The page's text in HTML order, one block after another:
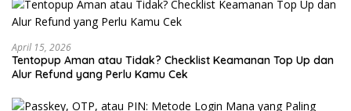
April 15, 2026
Tentopup Aman atau Tidak? Checklist Keamanan Top Up dan
Alur Refund yang Perlu Kamu Cek